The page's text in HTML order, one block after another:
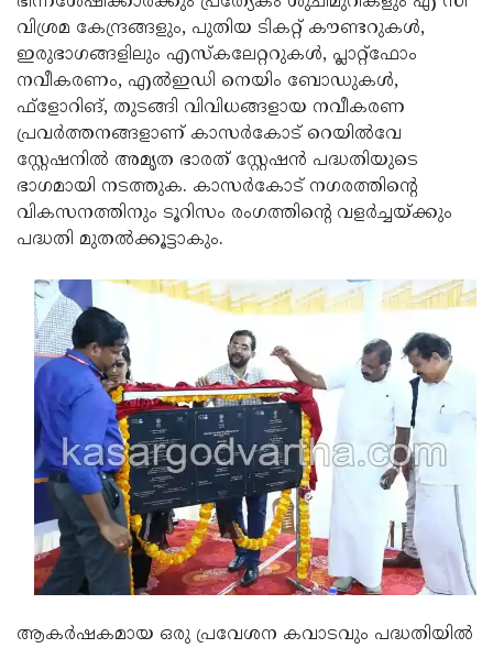
വിശ്രമ കേന്ദ്രങ്ങളും, പുതിയ ടികറ്റ് കൗണ്ടറുകള്‍,
ഇരുഭാഗങ്ങളിലും എസ്‌കലേറ്ററുകള്‍, പ്ലാറ്റ്‌ഫോം
നവീകരണം, എല്‍ഇഡി നെയിം ബോഡുകള്‍,
ഫ്‌ളോറിങ്, തുടങ്ങി വിവിധങ്ങളായ നവീകരണ
പ്രവര്‍ത്തനങ്ങളാണ് കാസര്‍കോട് റെയില്‍വേ
സ്റ്റേഷനില്‍ അമൃത ഭാരത് സ്റ്റേഷന്‍ പദ്ധതിയുടെ
ഭാഗമായി നടത്തുക. കാസര്‍കോട് നഗരത്തിന്റെ
വികസനത്തിനും ടൂറിസം രംഗത്തിന്റെ വളര്‍ച്ചയ്ക്കും
പദ്ധതി മുതല്‍ക്കൂട്ടാകും.
ആകര്‍ഷകമായ ഒരു പ്രവേശന കവാടവും പദ്ധതിയില്‍